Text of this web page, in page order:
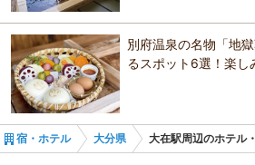
ホテル ますの井
別府温泉の名物「地
るスポット6選！楽し
宿・ホテル 大分県 大在駅周辺のホテル